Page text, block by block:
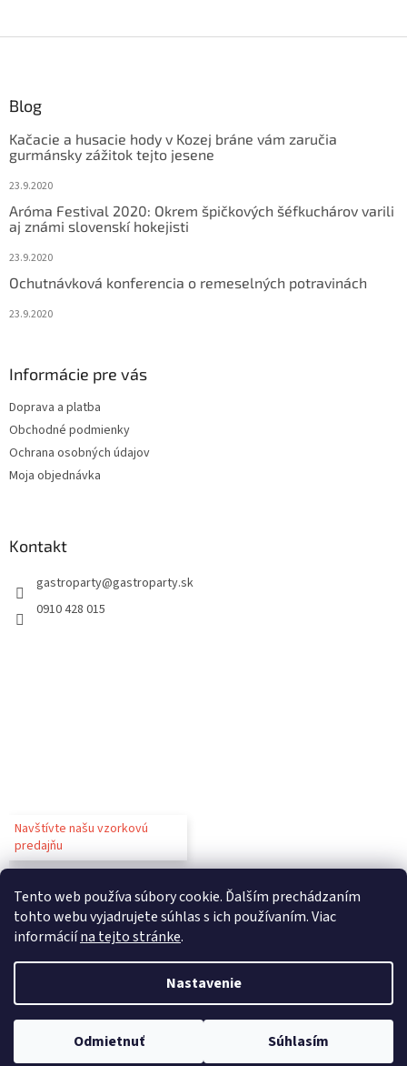
Tento web používa súbory cookie. Ďalším prechádzaním
tohto webu vyjadrujete súhlas s ich používaním. Viac
informáciína tejto stránke.
Nastavenie
Odmietnuť Súhlasím
Blog
Kačacie a husacie hody v Kozej bráne vám zaručia
gurmánsky zážitok tejto jesene
23.9.2020
Aróma Festival 2020: Okrem špičkových šéfkuchárov varili
aj známi slovenskí hokejisti
23.9.2020
Ochutnávková konferencia o remeselných potravinách
23.9.2020
Informácie pre vás
Doprava a platba
Obchodné podmienky
Ochrana osobných údajov
Moja objednávka
Kontakt
gastroparty@gastroparty.sk
0910 428 015
Navštívte našu vzorkovú
predajňu
Copyright 2026Gastroparty. Všetky práva vyhradené.Upraviť